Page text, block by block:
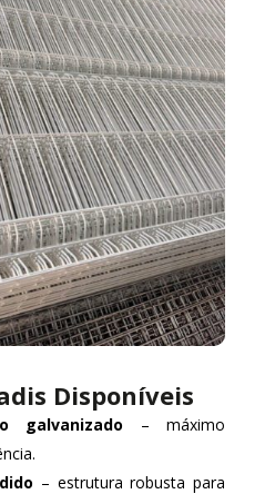
Disponíveis
galvanizado – máximo
– estrutura robusta para